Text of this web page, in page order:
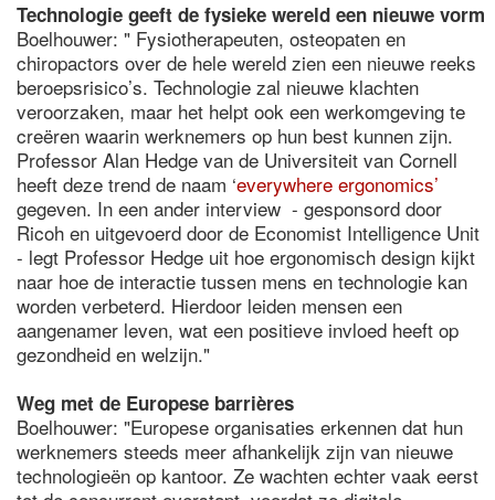
Technologie geeft de fysieke wereld een nieuwe vorm
Boelhouwer: " Fysiotherapeuten, osteopaten en
chiropactors over de hele wereld zien een nieuwe reeks
beroepsrisico’s. Technologie zal nieuwe klachten
veroorzaken, maar het helpt ook een werkomgeving te
creëren waarin werknemers op hun best kunnen zijn.
Professor Alan Hedge van de Universiteit van Cornell
heeft deze trend de naam ‘everywhere ergonomics’
gegeven. In een ander interview - gesponsord door
Ricoh en uitgevoerd door de Economist Intelligence Unit
- legt Professor Hedge uit hoe ergonomisch design kijkt
naar hoe de interactie tussen mens en technologie kan
worden verbeterd. Hierdoor leiden mensen een
aangenamer leven, wat een positieve invloed heeft op
gezondheid en welzijn."
Weg met de Europese barrières
Boelhouwer: "Europese organisaties erkennen dat hun
werknemers steeds meer afhankelijk zijn van nieuwe
technologieën op kantoor. Ze wachten echter vaak eerst